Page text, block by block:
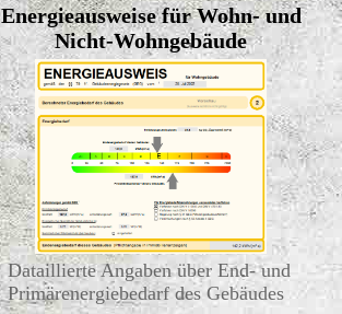
Energieausweise für Wohn- und
Nicht-Wohngebäude
Dataillierte Angaben über End- und
Primärenergiebedarf des Gebäudes